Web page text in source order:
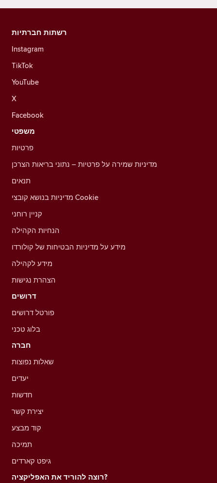
רשתות חברתיות
Instagram
TikTok
YouTube
X
Facebook
משפטי
פרטיות
מדיניות שמירה על פרטיות – נתוני בריאות הצרכן
תנאים
מדיניות בנושא קובצי Cookie
קניין רוחני
הנחיות הקהילה
מידע על מדיניות הבטיחות של קולורדו
מידע לקהילה
הצהרת נגישות
דרושים
פורטל דרושים
בלוג טכני
חברה
שאלות נפוצות
יעדים
חדשות
יצירת קשר
קוד מבצע
תמיכה
גיפט קארדים
רוצה להוריד את האפליקציה?